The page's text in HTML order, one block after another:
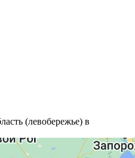
(левобережье) в